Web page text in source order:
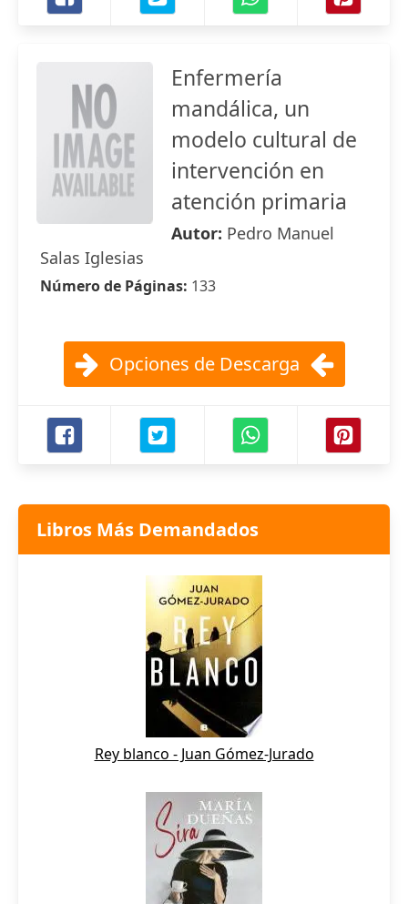
Enfermería
mandálica, un
modelo cultural de
intervención en
atención primaria
Autor: Pedro Manuel
Salas Iglesias
Número de Páginas: 133
Opciones de Descarga
Libros Más Demandados
Rey blanco - Juan Gómez-Jurado